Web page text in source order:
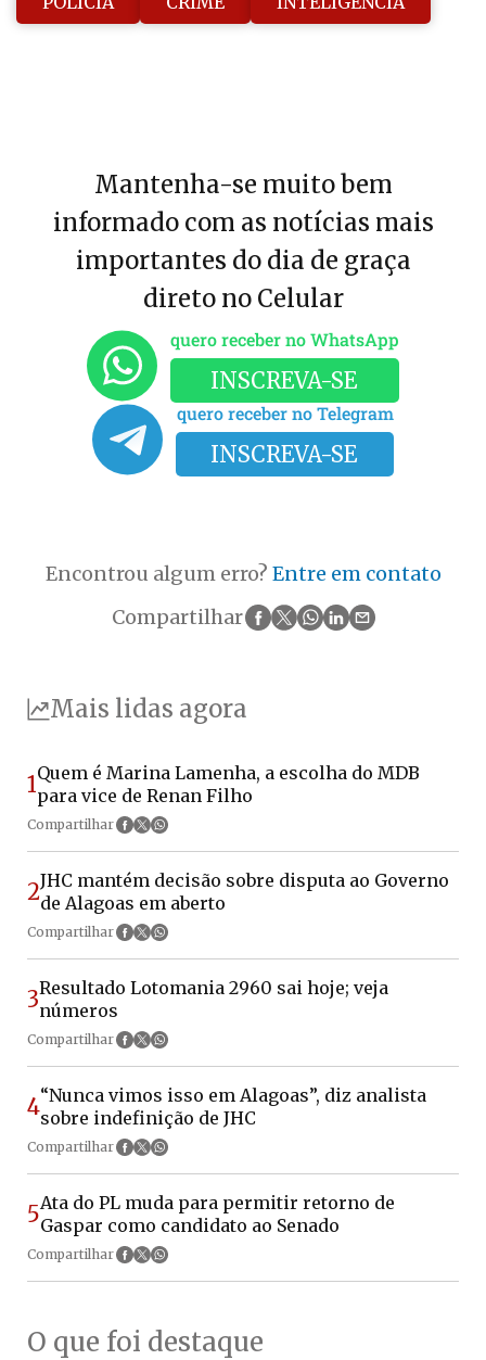
Mantenha-se muito bem
informado com as notícias mais
importantes do dia de graça
direto no Celular
quero receber no WhatsApp
INSCREVA-SE
quero receber no Telegram
INSCREVA-SE
Encontrou algum erro? Entre em contato
Compartilhar
Mais lidas agora
1Quem é Marina Lamenha, a escolha do MDB
para vice de Renan Filho
Compartilhar
2JHC mantém decisão sobre disputa ao Governo
de Alagoas em aberto
Compartilhar
3Resultado Lotomania 2960 sai hoje; veja
números
Compartilhar
4“Nunca vimos isso em Alagoas”, diz analista
sobre indefinição de JHC
Compartilhar
5Ata do PL muda para permitir retorno de
Gaspar como candidato ao Senado
Compartilhar
O que foi destaque